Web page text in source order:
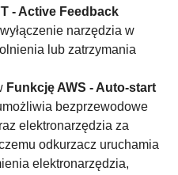
- Active Feedback
narzędzia w
lub zatrzymania
Funkcję AWS - Auto-start
bezprzewodowe
elektronarzędzia za
odkurzacz uruchamia
elektronarzędzia,